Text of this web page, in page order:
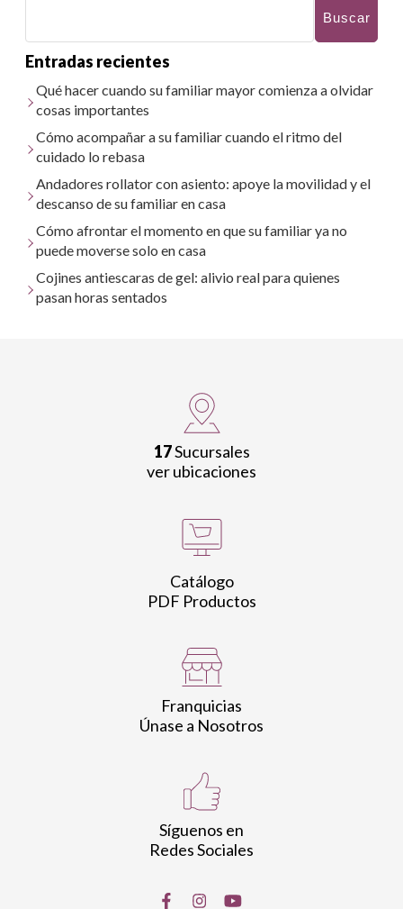
Buscar
Entradas recientes
Qué hacer cuando su familiar mayor comienza a olvidar
cosas importantes
Cómo acompañar a su familiar cuando el ritmo del
cuidado lo rebasa
Andadores rollator con asiento: apoye la movilidad y el
descanso de su familiar en casa
Cómo afrontar el momento en que su familiar ya no
puede moverse solo en casa
Cojines antiescaras de gel: alivio real para quienes
pasan horas sentados
17Sucursales
ver ubicaciones
Catálogo
PDF Productos
Franquicias
Únase a Nosotros
Síguenos en
Redes Sociales